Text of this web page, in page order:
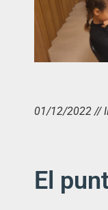
01/12/2022 //
El